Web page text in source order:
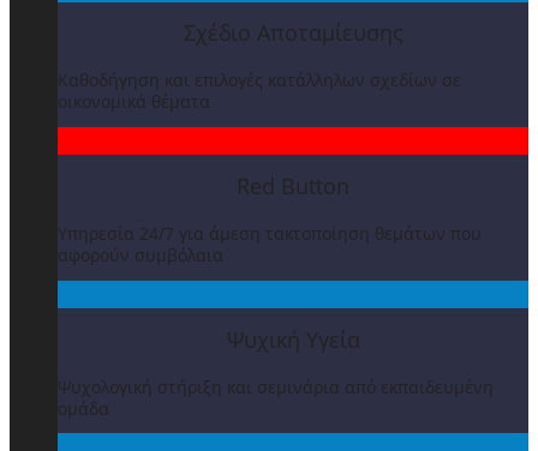
Σχέδιο Αποταμίευσης
Καθοδήγηση και επιλογές κατάλληλων σχεδίων σε
οικονομικά θέματα
Red Button
Υπηρεσία 24/7 για άμεση τακτοποίηση θεμάτων που
αφορούν συμβόλαια
Ψυχική Υγεία
Ψυχολογική στήριξη και σεμινάρια από εκπαιδευμένη
ομάδα